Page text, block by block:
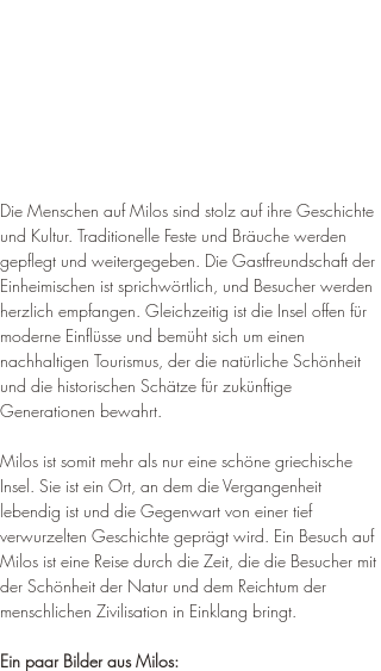
Die Menschen auf Milos sind stolz auf ihre Geschichte
und Kultur. Traditionelle Feste und Bräuche werden
gepflegt und weitergegeben. Die Gastfreundschaft der
Einheimischen ist sprichwörtlich, und Besucher werden
herzlich empfangen. Gleichzeitig ist die Insel offen für
moderne Einflüsse und bemüht sich um einen
nachhaltigen Tourismus, der die natürliche Schönheit
und die historischen Schätze für zukünftige
Generationen bewahrt.
Milos ist somit mehr als nur eine schöne griechische
Insel. Sie ist ein Ort, an dem die Vergangenheit
lebendig ist und die Gegenwart von einer tief
verwurzelten Geschichte geprägt wird. Ein Besuch auf
Milos ist eine Reise durch die Zeit, die die Besucher mit
der Schönheit der Natur und dem Reichtum der
menschlichen Zivilisation in Einklang bringt.
Ein paar Bilder aus Milos: